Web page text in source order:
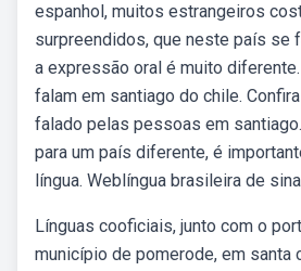
espanhol, muitos estrangeiros
surpreendidos, que neste país se
a expressão oral é muito
falam em santiago do chile.
falado pelas pessoas em
para um país diferente, é
língua. Weblíngua brasileira de
Línguas cooficiais, junto com o
município de pomerode, em santa